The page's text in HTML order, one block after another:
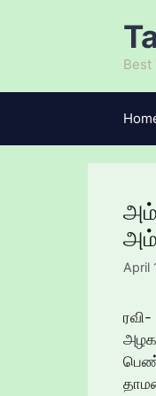
Best
April